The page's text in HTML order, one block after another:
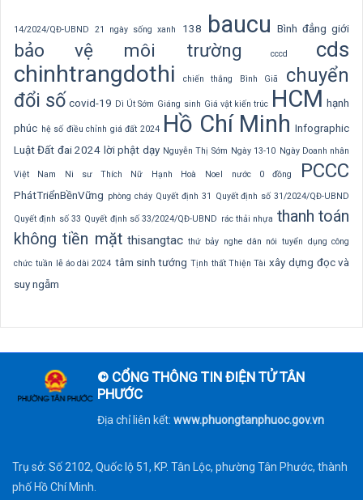
14/2024/QĐ-UBND 21 ngày sống xanh 138 baucu Bình đẳng giới
bảo vệ môi trường cccd cds
chinhtrangdothi chiến thắng Bình Giã
chuyển
đổi số covid-19 Dì Út Sớm Giáng sinh Giá vật kiến trúc HCM hạnh
phúc hệ số điều chỉnh giá đất 2024 Hồ Chí Minh Infographic
Luật Đất đai 2024 lời phật dạy Nguyễn Thị Sớm Ngày 13-10 Ngày Doanh nhân
Việt Nam Ni sư Thích Nữ Hạnh Hoà Noel nước 0 đồng PCCC
PhátTriểnBềnVững phòng cháy Quyết định 31 Quyết định số 31/2024/QĐ-UBND
Quyết định số 33 Quyết định số 33/2024/QĐ-UBND rác thải nhựa thanh toán
không tiền mặt thisangtac thứ bảy nghe dân nói tuyển dụng công
chức tuần lễ áo dài 2024 tâm sinh tướng Tịnh thất Thiện Tài xây dựng đọc và
suy ngẫm
© CỔNG THÔNG TIN ĐIỆN TỬ TÂN
PHƯỚC
Địa chỉ liên kết: www.phuongtanphuoc.gov.vn
Trụ sở: Số 2102, Quốc lộ 51, KP. Tân Lộc, phường Tân Phước, thành
phố Hồ Chí Minh.